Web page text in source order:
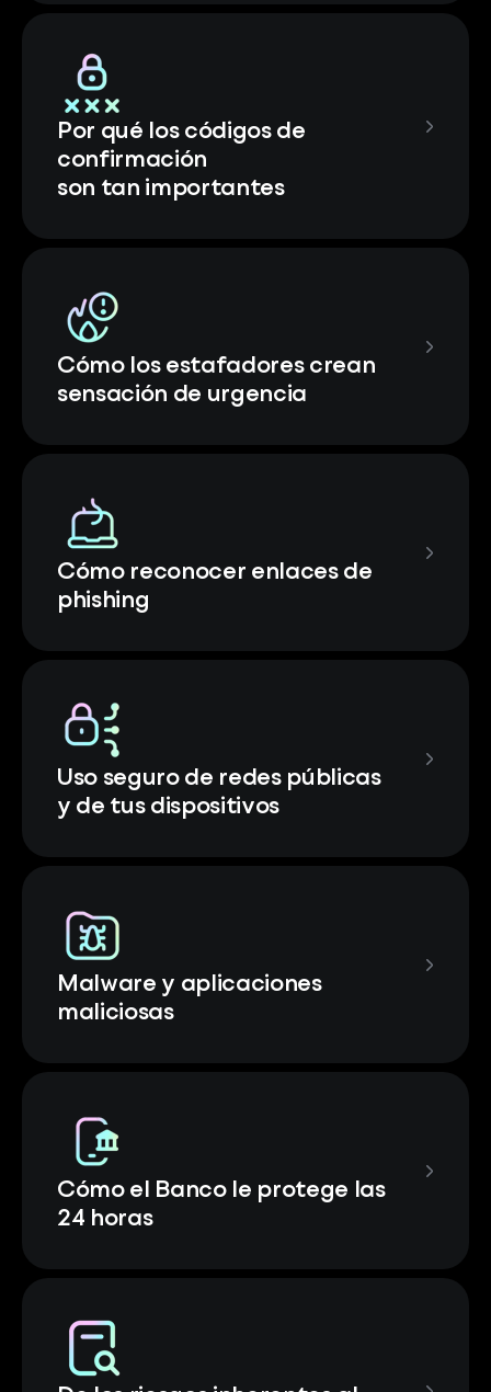
Por qué los códigos de
confirmación
son tan importantes
Cómo los estafadores crean
sensación de urgencia
Cómo reconocer enlaces de
phishing
Uso seguro de redes públicas
y de tus dispositivos
Malware y aplicaciones
maliciosas
Cómo el Banco le protege las
24 horas